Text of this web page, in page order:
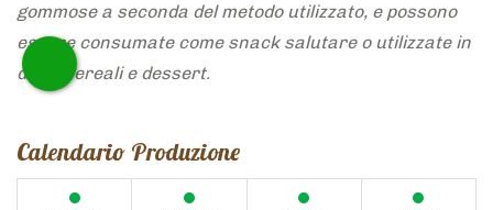
gommose a seconda del metodo utilizzato, e possono
essere consumate come snack salutare o utilizzate in
dolci, cereali e dessert.
Calendario Produzione